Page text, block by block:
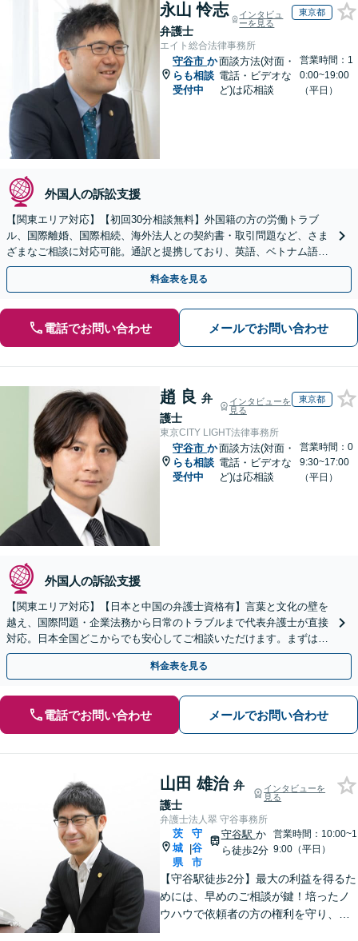
永山 怜志
弁護士
インタビュ
ーを見る
東京都
エイト総合法律事務所
守谷市 か
らも相談
受付中
面談方法(対面・
電話・ビデオな
ど)は応相談
営業時間：1
0:00~19:00
（平日）
外国人の訴訟支援
【関東エリア対応】【初回30分相談無料】外国籍の方の労働トラブ
ル、国際離婚、国際相続、海外法人との契約書・取引問題など、さま
ざまなご相談に対応可能。通訳と提携しており、英語、ベトナム語、
中国語、タイ語等対応可能です（通訳料別途）。
料金表を見る
電話でお問い合わせ メールでお問い合わせ
趙 良 弁
護士
インタビューを
見る
東京都
東京CITY LIGHT法律事務所
守谷市 か
らも相談
受付中
面談方法(対面・
電話・ビデオな
ど)は応相談
営業時間：0
9:30~17:00
（平日）
外国人の訴訟支援
【関東エリア対応】【日本と中国の弁護士資格有】言葉と文化の壁を
越え、国際問題・企業法務から日常のトラブルまで代表弁護士が直接
対応。日本全国どこからでも安心してご相談いただけます。まずは一
歩を踏み出してみませんか。【初回相談無料】
料金表を見る
電話でお問い合わせ メールでお問い合わせ
山田 雄治 弁
護士
インタビューを
見る
弁護士法人翠 守谷事務所
茨
城
県
|
守
谷
市
守谷駅 か
ら徒歩2分
営業時間：10:00~1
9:00（平日）
【守谷駅徒歩2分】最大の利益を得るた
めには、早めのご相談が鍵！培ったノ
ウハウで依頼者の方の権利を守り、最